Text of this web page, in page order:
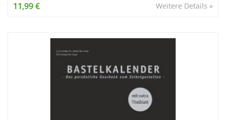
Weitere Details »
11,99 €